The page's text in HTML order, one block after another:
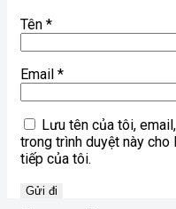
Tên *
Email *
Lưu tên của tôi,
trong trình duyệt này cho
tiếp của tôi.